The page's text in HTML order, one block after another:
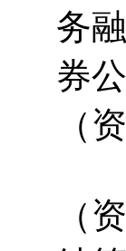
务
券
（
（